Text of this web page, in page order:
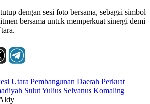
dengan sesi foto bersama, sebagai simbol
bersama untuk memperkuat sinergi demi
Utara Pembangunan Daerah Perkuat
SulutYulius Selvanus Komaling